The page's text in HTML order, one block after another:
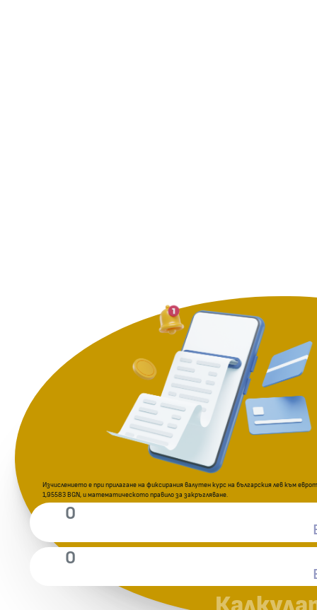
Изчислението е при прилагане на фиксирания валутен курс на българския лев към
1,95583 BGN, и математическото правило за закръгляване.